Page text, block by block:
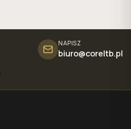
NAPISZ
biuro@coreltb.pl